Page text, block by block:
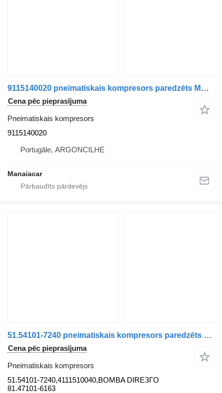
9115140020 pneimatiskais kompresors paredzēts MAN TGA | 00 kravas automašīnas
Cena pēc pieprasījuma
Pneimatiskais kompresors
9115140020
Portugāle, ARGONCILHE
Manaiacar
51.54101-7240 pneimatiskais kompresors paredzēts MAN TGA | 00 kravas automašīnas
Cena pēc pieprasījuma
Pneimatiskais kompresors
51.54101-7240,4111510040,BOMBA DIREЗГO
81.47101-6163